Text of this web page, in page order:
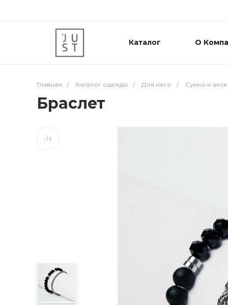
Каталог О
Главная / Каталог одежды / Для него / Сумки и
Браслет